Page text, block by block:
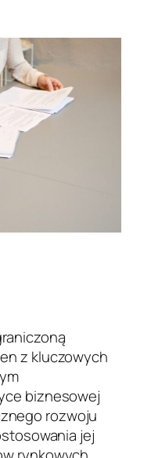
z kluczowych
biznesowej
rozwoju
jej